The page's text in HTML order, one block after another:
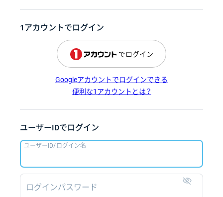
1アカウントでログイン
でログイン
Googleアカウントでログインできる
便利な1アカウントとは？
ユーザーIDでログイン
ユーザーID/ログイン名
ログインパスワード